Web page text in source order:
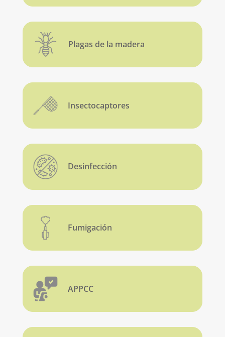
Plagas de la madera
Insectocaptores
Desinfección
Fumigación
APPCC